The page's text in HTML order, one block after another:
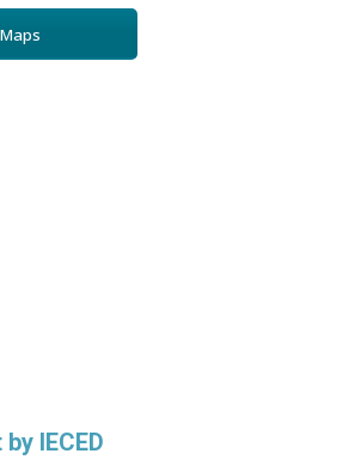
IECED